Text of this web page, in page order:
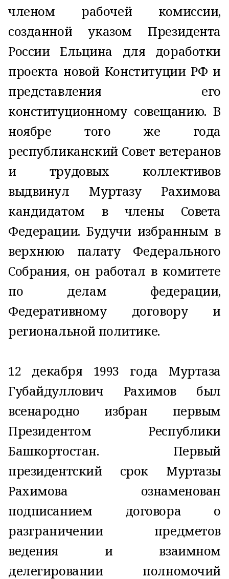
членом рабочей комиссии,
созданной указом Президента
России Ельцина для доработки
проекта новой Конституции РФ и
представления его
конституционному совещанию. В
ноябре того же года
республиканский Совет ветеранов
и трудовых коллективов
выдвинул Муртазу Рахимова
кандидатом в члены Совета
Федерации. Будучи избранным в
верхнюю палату Федерального
Собрания, он работал в комитете
по делам федерации,
Федеративному договору и
региональной политике.
12 декабря 1993 года Муртаза
Губайдуллович Рахимов был
всенародно избран первым
Президентом Республики
Башкортостан. Первый
президентский срок Муртазы
Рахимова ознаменован
подписанием договора о
разграничении предметов
ведения и взаимном
делегировании полномочий